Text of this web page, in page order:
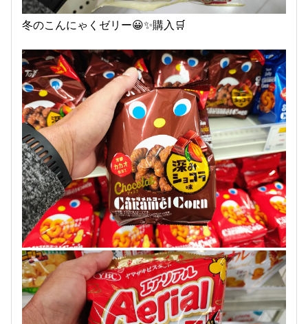
冬のこんにゃくゼリー😀✨購入🛒